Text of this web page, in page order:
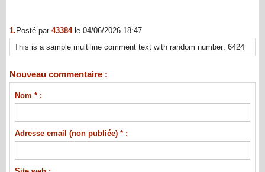
1. Posté par 43384 le 04/06/2026 18:47
This is a sample multiline comment text with random number: 6424
Nouveau commentaire :
Nom * :
Adresse email (non publiée) * :